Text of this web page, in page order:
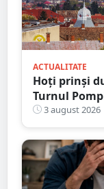
ACTUALITATE
Hoți prinși
Turnul
pază
3 august 2026